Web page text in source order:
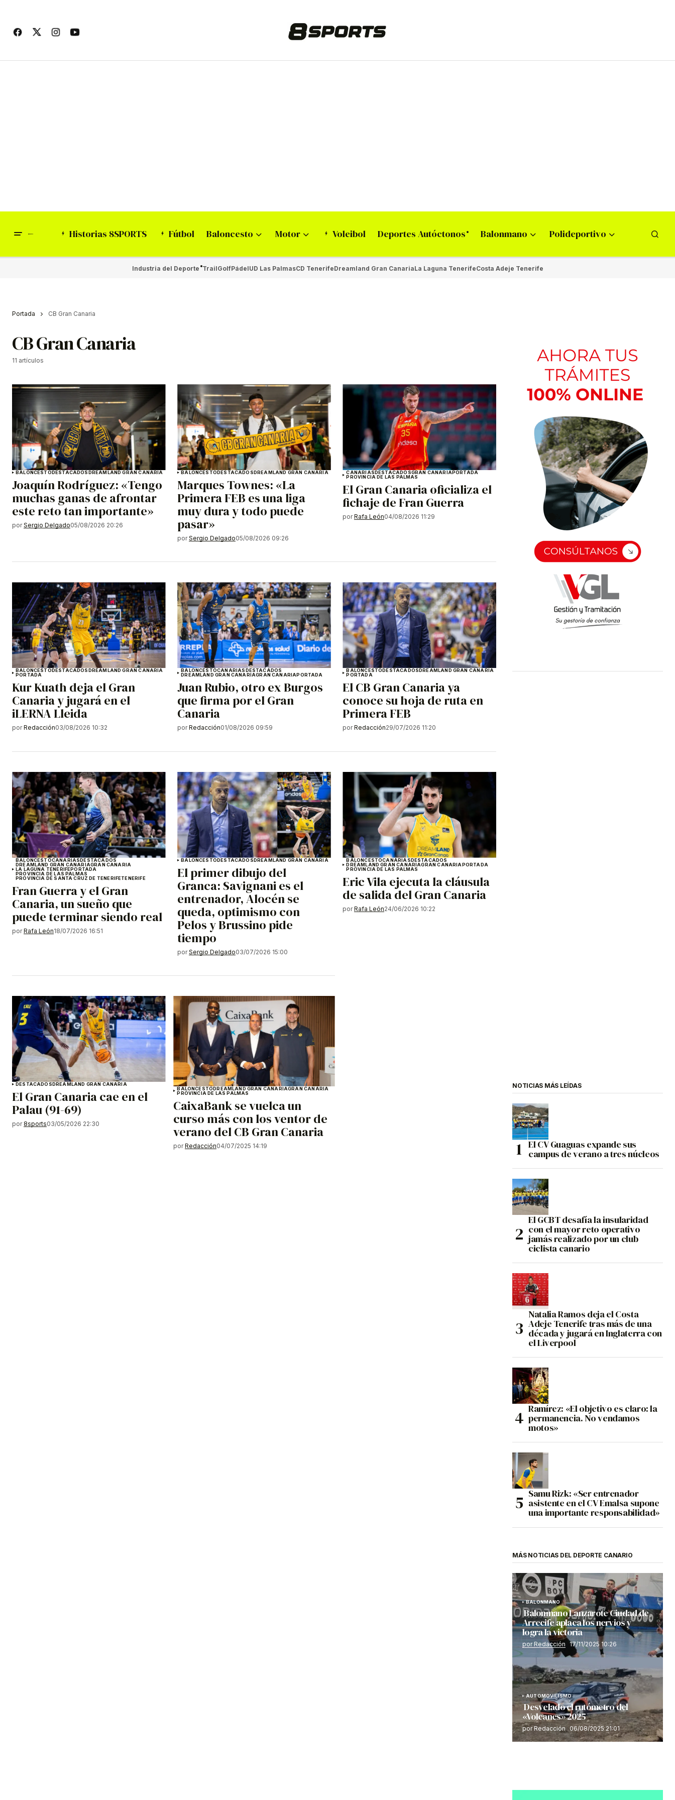
Historias 8SPORTS Fútbol Baloncesto Motor Voleibol Deportes Autóctonos Balonmano Polideportivo
Industria del Deporte TrailGolfPádelUD Las PalmasCD TenerifeDreamland Gran CanariaLa Laguna TenerifeCosta Adeje Tenerife
Portada CB Gran Canaria
CB Gran Canaria
11 artículos
BALONCESTODESTACADOSDREAMLAND GRAN CANARIA
Joaquín Rodríguez: «Tengo
muchas ganas de afrontar
este reto tan importante»
por Sergio Delgado05/08/2026 20:26
BALONCESTODESTACADOSDREAMLAND GRAN CANARIA
Marques Townes: «La
Primera FEB es una liga
muy dura y todo puede
pasar»
por Sergio Delgado05/08/2026 09:26
CANARIASDESTACADOSGRAN CANARIAPORTADA
PROVINCIA DE LAS PALMAS
El Gran Canaria oficializa el
fichaje de Fran Guerra
por Rafa León04/08/2026 11:29
BALONCESTO DESTACADOS DREAMLAND GRAN CANARIA
PORTADA
Kur Kuath deja el Gran
Canaria y jugará en el
iLERNA Lleida
por Redacción03/08/2026 10:32
BALONCESTOCANARIAS DESTACADOS
DREAMLAND GRAN CANARIAGRAN CANARIAPORTADA
Juan Rubio, otro ex Burgos
que firma por el Gran
Canaria
por Redacción01/08/2026 09:59
BALONCESTO DESTACADOS DREAMLAND GRAN CANARIA
PORTADA
El CB Gran Canaria ya
conoce su hoja de ruta en
Primera FEB
por Redacción29/07/2026 11:20
BALONCESTOCANARIASDESTACADOS
DREAMLAND GRAN CANARIAGRAN CANARIA
LA LAGUNA TENERIFEPORTADA
PROVINCIA DE LAS PALMAS
PROVINCIA DE SANTA CRUZ DE TENERIFETENERIFE
Fran Guerra y el Gran
Canaria, un sueño que
puede terminar siendo real
por Rafa León18/07/2026 16:51
BALONCESTODESTACADOSDREAMLAND GRAN CANARIA
El primer dibujo del
Granca: Savignani es el
entrenador, Alocén se
queda, optimismo con
Pelos y Brussino pide
tiempo
por Sergio Delgado03/07/2026 15:00
BALONCESTOCANARIASDESTACADOS
DREAMLAND GRAN CANARIAGRAN CANARIAPORTADA
PROVINCIA DE LAS PALMAS
Eric Vila ejecuta la cláusula
de salida del Gran Canaria
por Rafa León24/06/2026 10:22
DESTACADOSDREAMLAND GRAN CANARIA
El Gran Canaria cae en el
Palau (91-69)
por 8sports03/05/2026 22:30
BALONCESTODREAMLAND GRAN CANARIAGRAN CANARIA
PROVINCIA DE LAS PALMAS
CaixaBank se vuelca un
curso más con los ventor de
verano del CB Gran Canaria
por Redacción04/07/2025 14:19
NOTICIAS MÁS LEÍDAS
El CV Guaguas expande sus
campus de verano a tres núcleos
El GCBT desafía la insularidad
con el mayor reto operativo
jamás realizado por un club
ciclista canario
Natalia Ramos deja el Costa
Adeje Tenerife tras más de una
década y jugará en Inglaterra con
el Liverpool
Ramírez: «El objetivo es claro: la
permanencia. No vendamos
motos»
Samu Rizk: «Ser entrenador
asistente en el CV Emalsa supone
una importante responsabilidad»
MÁS NOTICIAS DEL DEPORTE CANARIO
BALONMANO
Balonmano Lanzarote Ciudad de
Arrecife aplaca los nervios y
logra la victoria
por Redacción 17/11/2025 10:26
AUTOMOVILISMO
Desvelado el rutómetro del
«Volcanes» 2025
por Redacción 06/08/2025 21:01